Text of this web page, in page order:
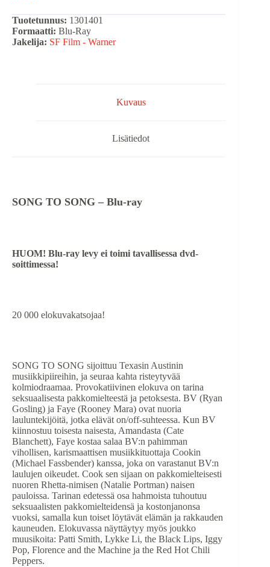
Tuotetunnus: 1301401
Formaatti: Blu-Ray
Jakelija: SF Film - Warner
Kuvaus
Lisätiedot
SONG TO SONG – Blu-ray
HUOM! Blu-ray levy ei toimi tavallisessa dvd-
soittimessa!
20 000 elokuvakatsojaa!
SONG TO SONG sijoittuu Texasin Austinin
musiikkipiireihin, ja seuraa kahta risteytyvää
kolmiodraamaa. Provokatiivinen elokuva on tarina
seksuaalisesta pakkomielteestä ja petoksesta. BV (Ryan
Gosling) ja Faye (Rooney Mara) ovat nuoria
lauluntekijöitä, jotka elävät on/off-suhteessa. Kun BV
kiinnostuu toisesta naisesta, Amandasta (Cate
Blanchett), Faye kostaa salaa BV:n pahimman
vihollisen, karismaattisen musiikkituottaja Cookin
(Michael Fassbender) kanssa, joka on varastanut BV:n
laulujen oikeudet. Cook sen sijaan on pakkomielteisesti
nuoren Rhetta-nimisen (Natalie Portman) naisen
pauloissa. Tarinan edetessä osa hahmoista tuhoutuu
seksuaalisten pakkomielteidensä ja kostonjanonsa
vuoksi, samalla kun toiset löytävät elämän ja rakkauden
kauneuden. Elokuvassa näyttäytyy myös joukko
muusikoita: Patti Smith, Lykke Li, the Black Lips, Iggy
Pop, Florence and the Machine ja the Red Hot Chili
Peppers.